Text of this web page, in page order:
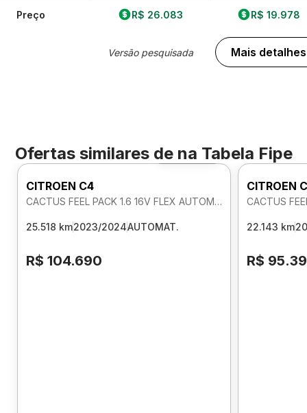
Preço R$ 26.083
Versão pesquisada
R$ 19.978
Mais detalhes
Ofertas similares de na Tabela Fipe
Foto 360º
CITROEN C4
CACTUS FEEL PACK 1.6 16V FLEX AUTOMATICO
25.518 km2023/2024AUTOMAT.
R$ 104.690
CITROEN
CACTUS
22.143 km
R$